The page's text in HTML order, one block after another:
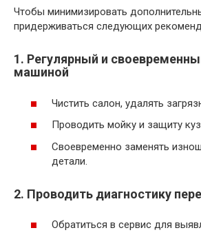
Чтобы минимизировать
придерживаться следующих
1. Регулярный и
машиной
Чистить салон, удалять
Проводить мойку и защиту
Своевременно заменять
детали.
2. Проводить диагностику
Обратиться в сервис для